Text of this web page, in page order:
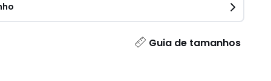
Guia de tamanhos